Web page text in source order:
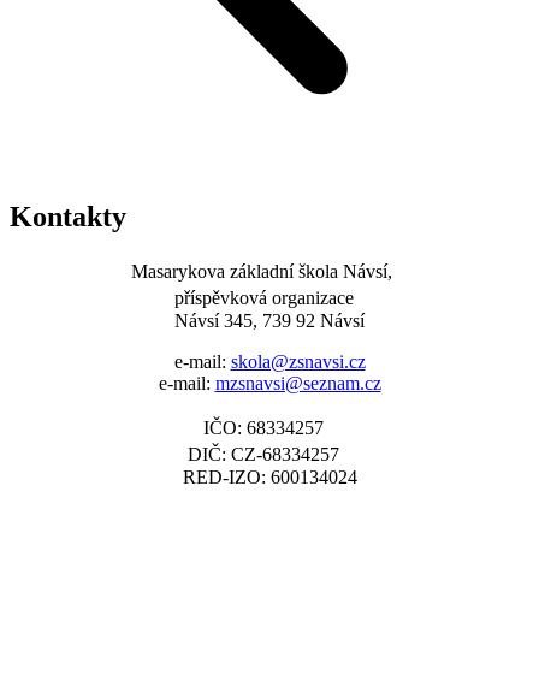
Kontakty
Masarykova základní škola Návsí,
příspěvková organizace
Návsí 345, 739 92 Návsí
e-mail: skola@zsnavsi.cz
e-mail: mzsnavsi@seznam.cz
IČO: 68334257
DIČ: CZ-68334257
RED-IZO: 600134024